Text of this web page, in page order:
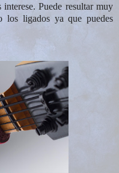
interese. Puede resultar muy
los ligados ya que puedes